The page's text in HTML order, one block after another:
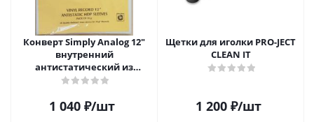
Конверт Simply Analog 12"
внутренний
антистатический из
полиэтилена для пластинок
1 040₽/шт
Щетки для иголки PRO-JECT
CLEAN IT
1 200₽/шт